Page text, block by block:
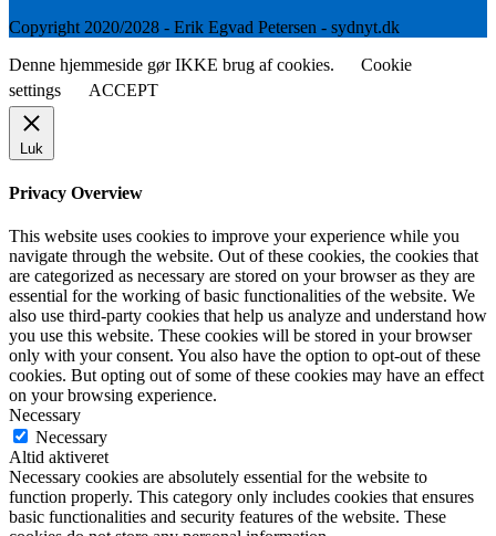
Copyright 2020/2028 - Erik Egvad Petersen - sydnyt.dk
Denne hjemmeside gør IKKE brug af cookies.
Cookie
settings
ACCEPT
Luk
Privacy Overview
This website uses cookies to improve your experience while you
navigate through the website. Out of these cookies, the cookies that
are categorized as necessary are stored on your browser as they are
essential for the working of basic functionalities of the website. We
also use third-party cookies that help us analyze and understand how
you use this website. These cookies will be stored in your browser
only with your consent. You also have the option to opt-out of these
cookies. But opting out of some of these cookies may have an effect
on your browsing experience.
Necessary
Necessary
Altid aktiveret
Necessary cookies are absolutely essential for the website to
function properly. This category only includes cookies that ensures
basic functionalities and security features of the website. These